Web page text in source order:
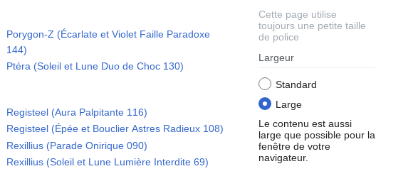
Cette page utilise
toujours une petite taille
de police
Largeur
Standard
Large
Le contenu est aussi
large que possible pour la
fenêtre de votre
navigateur.
Porygon-Z (Écarlate et Violet Faille Paradoxe
144)
Ptéra (Soleil et Lune Duo de Choc 130)
Registeel (Aura Palpitante 116)
Registeel (Épée et Bouclier Astres Radieux 108)
Rexillius (Parade Onirique 090)
Rexillius (Soleil et Lune Lumière Interdite 69)